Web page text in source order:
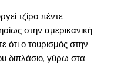
τζίρο πέντε
στην αμερικανική
ότι ο τουρισμός στην
διπλάσιο, γύρω στα